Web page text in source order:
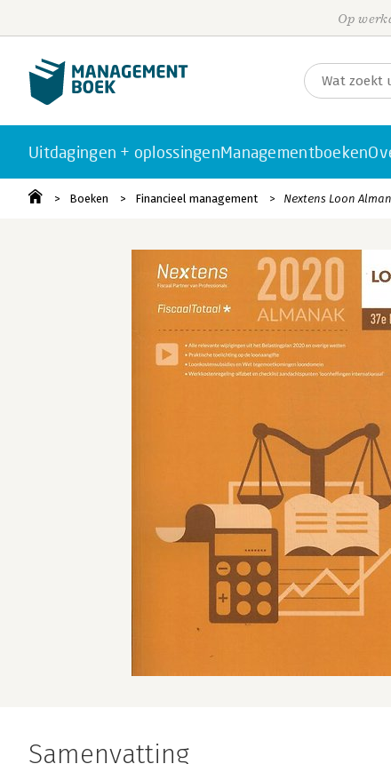
Op
Uitdagingen + oplossingenManagementboeken
Boeken Financieel management Nextens Loon
Samenvatting